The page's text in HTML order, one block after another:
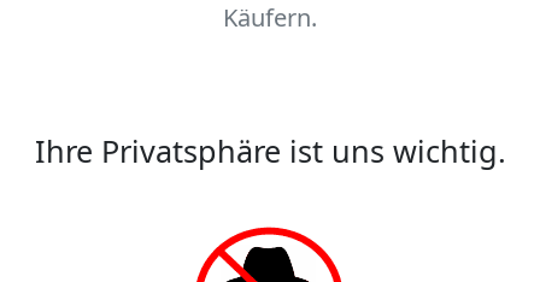
Käufern.
Ihre Privatsphäre ist uns wichtig.